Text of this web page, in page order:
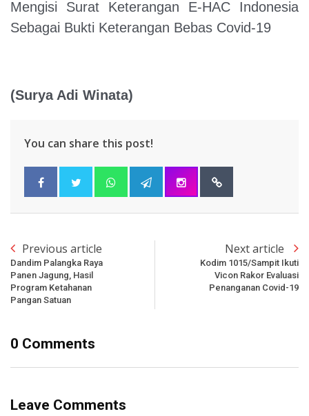
Mengisi Surat Keterangan E-HAC Indonesia
Sebagai Bukti Keterangan Bebas Covid-19
(Surya Adi Winata)
You can share this post!
Previous article
Dandim Palangka Raya
Panen Jagung, Hasil
Program Ketahanan
Pangan Satuan
Next article
Kodim 1015/Sampit Ikuti
Vicon Rakor Evaluasi
Penanganan Covid-19
0 Comments
Leave Comments